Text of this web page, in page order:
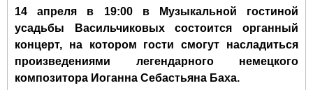
14 апреля в 19:00 в Музыкальной гостиной
усадьбы Васильчиковых состоится органный
концерт, на котором гости смогут насладиться
произведениями легендарного немецкого
композитора Иоганна Себастьяна Баха.